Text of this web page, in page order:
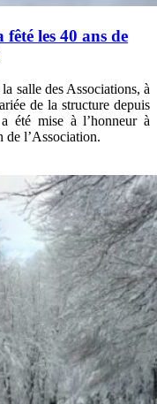
les 40 ans de
salle des Associations, à
de la structure depuis
été mise à l’honneur à
de l’Association.